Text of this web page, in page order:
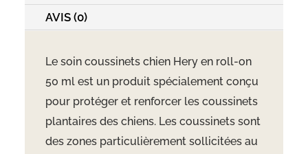
AVIS (0)
Le soin coussinets chien Hery en roll-on
50 ml est un produit spécialement conçu
pour protéger et renforcer les coussinets
plantaires des chiens. Les coussinets sont
des zones particulièrement sollicitées au